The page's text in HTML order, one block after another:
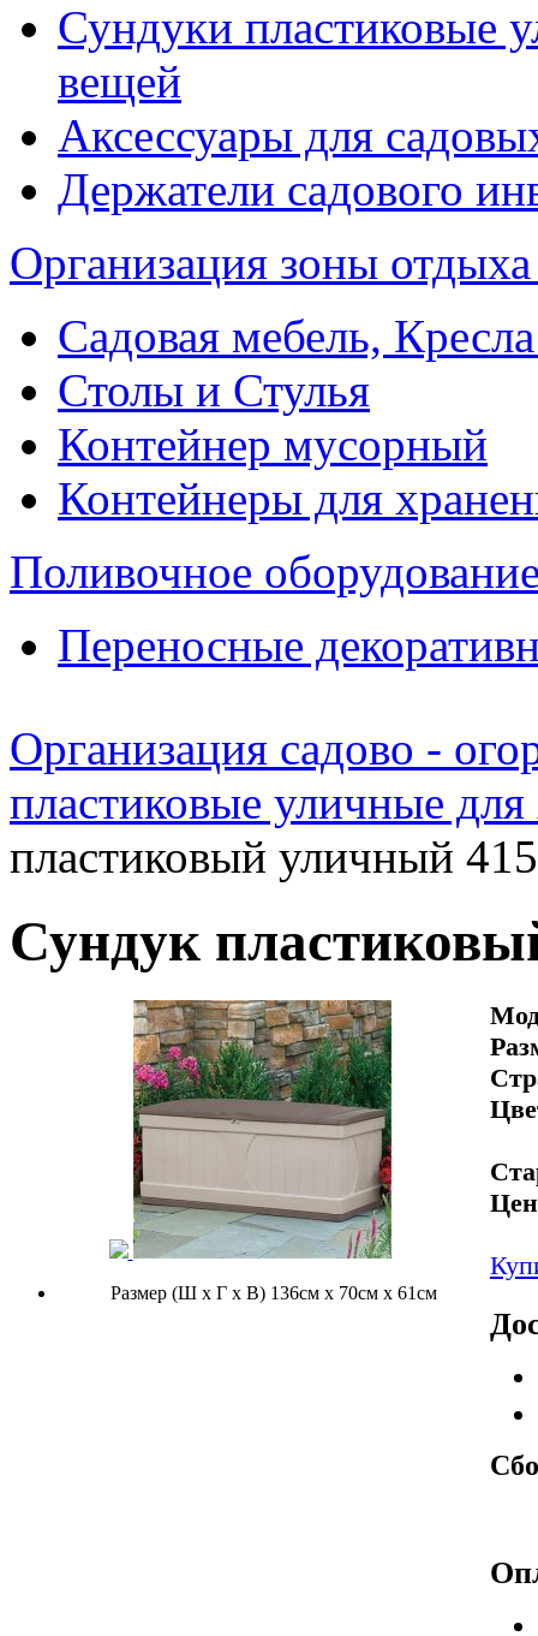
Сундуки пластиковые
вещей
Аксессуары для
Держатели садового
Организация зоны
Садовая мебель,
Столы и Стулья
Контейнер мусорный
Контейнеры для
Поливочное
Переносные
Организация садово -
пластиковые уличные
пластиковый уличный
Сундук
Размер (Ш х Г х В) 136см х 70см х 61см